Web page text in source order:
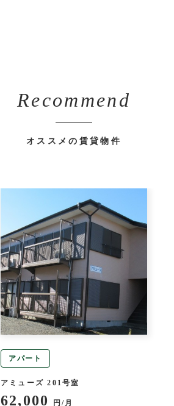
Recommend
オススメの賃貸物件
アパート
アミューズ 201号室
62,000 円/月